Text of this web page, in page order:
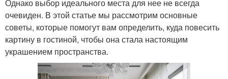
Однако выбор идеального места для нее не всегда
очевиден. В этой статье мы рассмотрим основные
советы, которые помогут вам определить, куда повесить
картину в гостиной, чтобы она стала настоящим
украшением пространства.